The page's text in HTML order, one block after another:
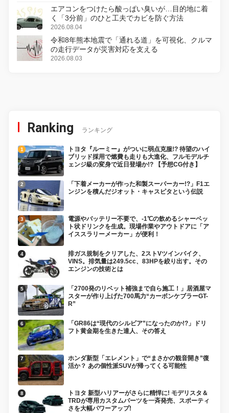
エアコンをつけたら酸っぱい臭いが…目的地に着
く「3分前」のひと工夫でカビを防ぐ方法
2026.08.04
令和8年熊本地震で「通れる道」を可視化、クルマ
の走行データが災害対応を支える
2026.08.03
Ranking ランキング
トヨタ『ルーミー』がついに弱点克服!? 待望のハイ
ブリッド採用で燃費も走りも大進化、フルモデルチ
ェンジ級の変身で近日登場か!? 【予想CG付き】
「下着メーカーが作った和製スーパーカー!?」F1エ
ンジンを積んだジオット・キャスピタという伝説
電源やバッテリー不要で、-1℃の飲めるシャーベッ
ト状ドリンクを生成。現場作業やアウトドアに「ア
イススラリーメーカー」が便利！
排ガス規制をクリアした、2ストVツインバイク、
VINS。排気量は249.5cc、83HPを絞り出す。その
エンジンの技術とは
「2700発のリベット補強まで自ら施工！」居酒屋マ
スターが作り上げた700馬力“カーボンケブラーGT-
R”
「GR86は“現代のシルビア”になったのか!?」ドリ
フト黄金期を生きた達人、その答え
ホンダ新型「エレメント」で“まさかの観音開き”復
活か？ あの個性派SUVが帰ってくる可能性
トヨタ 新型ハリアーがさらに精悍に! モデリスタ＆
TRDが専用カスタムパーツを一斉発売、スポーティ
さを大幅パワーアップ!